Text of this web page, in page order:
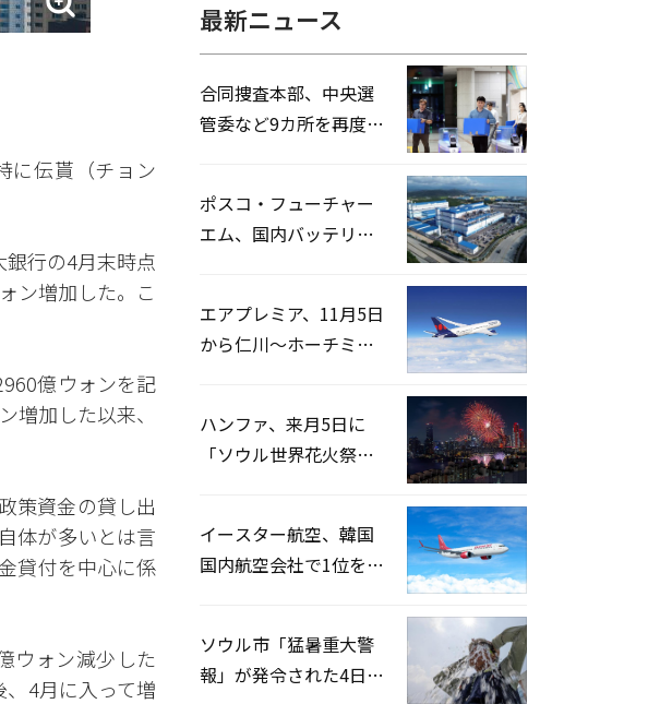
に伝貰（チョン
行の4月末時点
ン増加した。こ
億ウォンを記
加した以来、
策資金の貸し出
体が多いとは言
貸付を中心に係
ウォン減少した
4月に入って増
最新ニュース
合同捜査本部、中央選
管委など9カ所を再度家
ポスコ・フューチャー
エム、国内バッテリー
エアプレミア、11月5日
から仁川〜ホーチミン
ハンファ、来月5日に
「ソウル世界花火祭り
イースター航空、韓国
国内航空会社で1位を記
ソウル市「猛暑重大警
報」が発令された4日、